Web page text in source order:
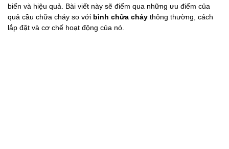
biến và hiệu quả. Bài viết này sẽ điểm qua những ưu điểm của
quả cầu chữa cháy so với bình chữa cháy thông thường, cách
lắp đặt và cơ chế hoạt động của nó.